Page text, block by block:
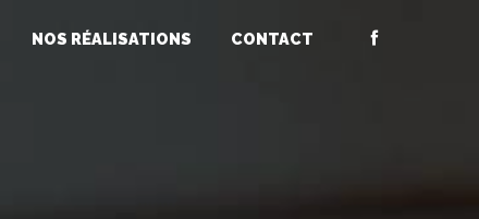
NOS RÉALISATIONS CONTACT